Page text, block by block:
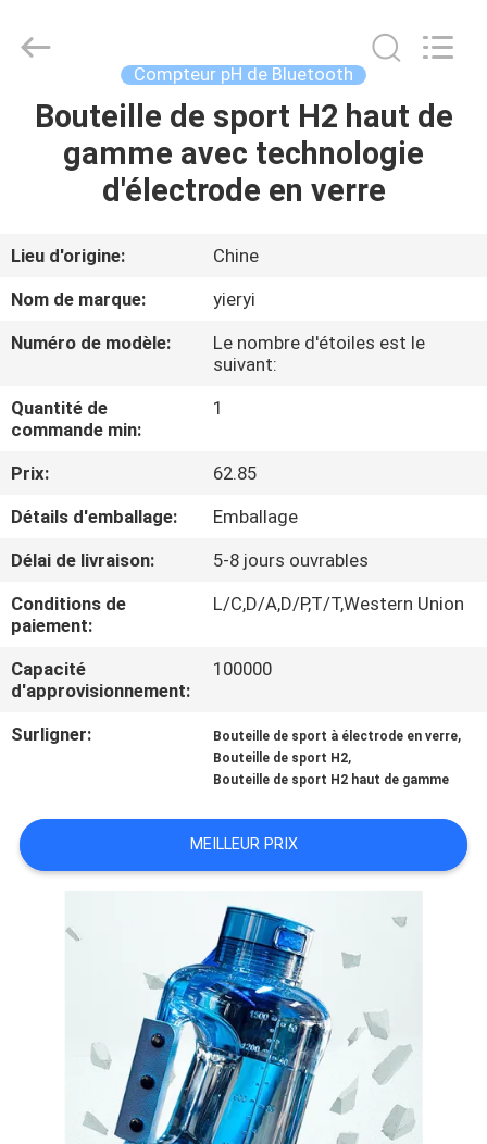
APERÇU
PRODUITS
A
PROPOS
DE
VISITE
D'USINE
DE
LA
QUALITÉ
CONTACT
TOUS
PRIVACY
POLICY
Technology
Reserved.
Compteur pH de Bluetooth
Bouteille de sport H2 haut de
gamme avec technologie
d'électrode en verre
Lieu d'origine:
Chine
Nom de marque:
yieryi
Numéro de modèle:
Le nombre d'étoiles est le
suivant:
Quantité de
commande min:
1
Prix:
62.85
Détails d'emballage:
Emballage
Délai de livraison:
5-8 jours ouvrables
Conditions de
paiement:
L/C,D/A,D/P,T/T,Western Union
Capacité
d'approvisionnement:
100000
Surligner: Bouteille de sport à électrode en verre,
Bouteille de sport H2,
Bouteille de sport H2 haut de gamme
MEILLEUR PRIX